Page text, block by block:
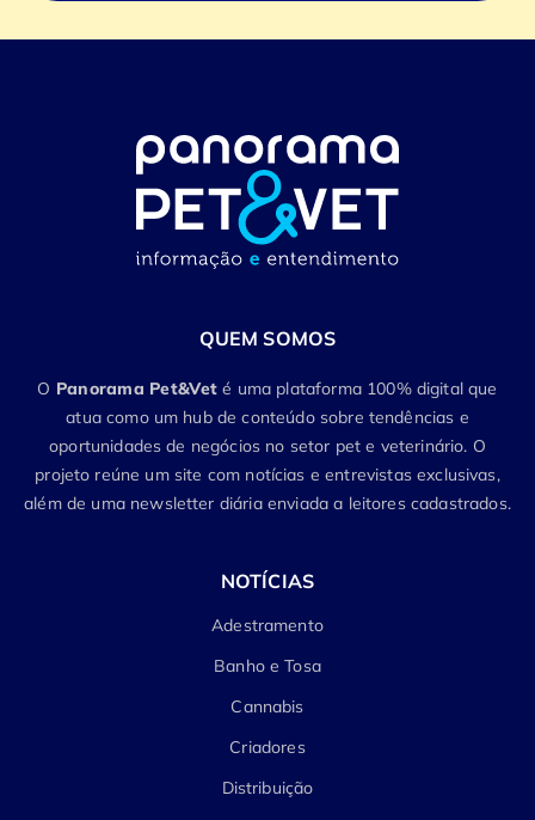
QUEM SOMOS
O Panorama Pet&Vet é uma plataforma 100% digital que
atua como um hub de conteúdo sobre tendências e
oportunidades de negócios no setor pet e veterinário. O
projeto reúne um site com notícias e entrevistas exclusivas,
além de uma newsletter diária enviada a leitores cadastrados.
NOTÍCIAS
Adestramento
Banho e Tosa
Cannabis
Criadores
Distribuição